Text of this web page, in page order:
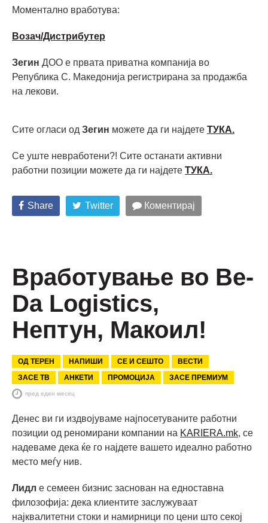
Моментално вработува:
Возач/Дистрибутер
Зегин ДОО е првата приватна компанија во
Република С. Македонија регистрирана за продажба
на лекови.
Сите огласи од Зегин можете да ги најдете ТУКА.
Се уште невработени?! Сите останати активни
работни позиции можете да ги најдете ТУКА.
Share Twitter Коментирај
Вработување во Be-
Da Logistics,
Нептун, Макоил!
ОД ТЕРЕН НАПИШИ СЕ И СЕШТО
ВЕСТИ
ЗАСЕ ТВ
АНКЕТИ ПРОМОЦИЈА ЗАСЕ ПРЕМИУМ
пред еден месец
Денес ви ги издвојуваме најпосетуваните работни
позиции од реномирани компании на KARIERA.mk, се
надеваме дека ќе го најдете вашето идеално работно
место меѓу нив.
Лидл е семеен бизнис заснован на едноставна
филозофија: дека клиентите заслужуваат
најквалитетни стоки и намирници по цени што секој